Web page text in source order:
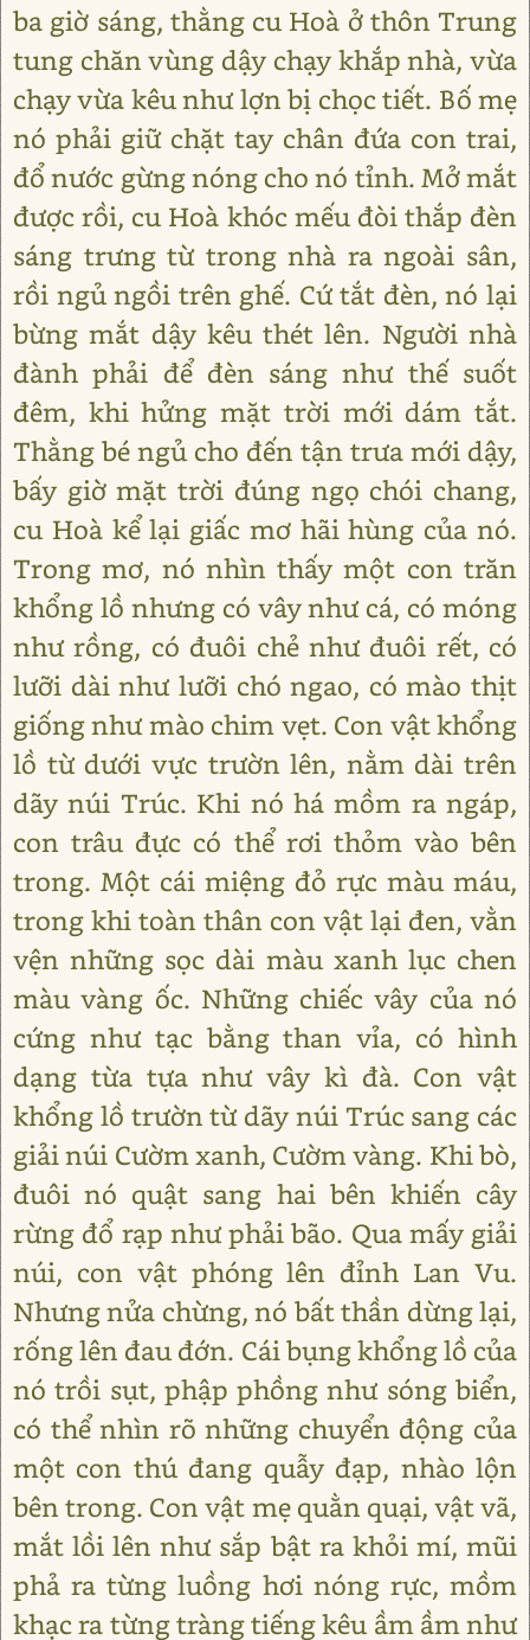
ba giờ sáng, thằng cu Hoà ở thôn Trung
tung chăn vùng dậy chạy khắp nhà, vừa
chạy vừa kêu như lợn bị chọc tiết. Bố mẹ
nó phải giữ chặt tay chân đứa con trai,
đổ nước gừng nóng cho nó tỉnh. Mở mắt
được rồi, cu Hoà khóc mếu đòi thắp đèn
sáng trưng từ trong nhà ra ngoài sân,
rồi ngủ ngồi trên ghế. Cứ tắt đèn, nó lại
bừng mắt dậy kêu thét lên. Người nhà
đành phải để đèn sáng như thế suốt
đêm, khi hửng mặt trời mới dám tắt.
Thằng bé ngủ cho đến tận trưa mới dậy,
bấy giờ mặt trời đúng ngọ chói chang,
cu Hoà kể lại giấc mơ hãi hùng của nó.
Trong mơ, nó nhìn thấy một con trăn
khổng lồ nhưng có vây như cá, có móng
như rồng, có đuôi chẻ như đuôi rết, có
lưỡi dài như lưỡi chó ngao, có mào thịt
giống như mào chim vẹt. Con vật khổng
lồ từ dưới vực trườn lên, nằm dài trên
dãy núi Trúc. Khi nó há mồm ra ngáp,
con trâu đực có thể rơi thỏm vào bên
trong. Một cái miệng đỏ rực màu máu,
trong khi toàn thân con vật lại đen, vằn
vện những sọc dài màu xanh lục chen
màu vàng ốc. Những chiếc vây của nó
cứng như tạc bằng than vỉa, có hình
dạng từa tựa như vây kì đà. Con vật
khổng lồ trườn từ dãy núi Trúc sang các
giải núi Cườm xanh, Cườm vàng. Khi bò,
đuôi nó quật sang hai bên khiến cây
rừng đổ rạp như phải bão. Qua mấy giải
núi, con vật phóng lên đỉnh Lan Vu.
Nhưng nửa chừng, nó bất thần dừng lại,
rống lên đau đớn. Cái bụng khổng lồ của
nó trồi sụt, phập phồng như sóng biển,
có thể nhìn rõ những chuyển động của
một con thú đang quẫy đạp, nhào lộn
bên trong. Con vật mẹ quằn quại, vật vã,
mắt lồi lên như sắp bật ra khỏi mí, mũi
phả ra từng luồng hơi nóng rực, mồm
khạc ra từng tràng tiếng kêu ầm ầm như